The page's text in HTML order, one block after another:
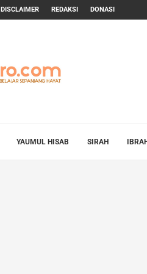
DISCLAIMER REDAKSI DONASI
YAUMUL HISAB SIRAH